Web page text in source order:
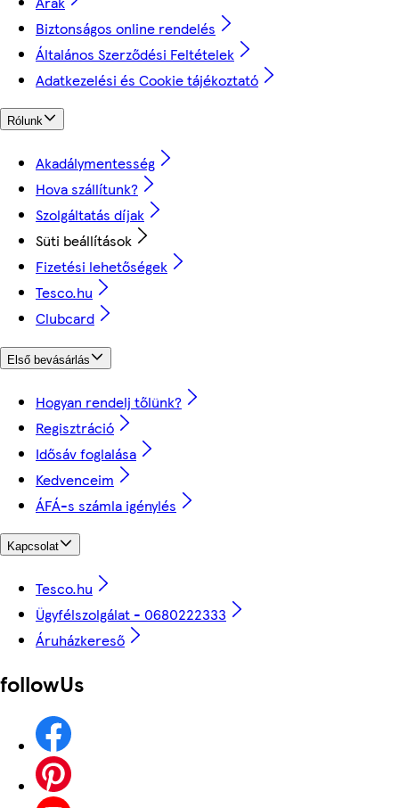
Biztonságos online rendelés
Általános Szerződési Feltételek
Adatkezelési és Cookie tájékoztató
Rólunk
Akadálymentesség
Hova szállítunk?
Szolgáltatás díjak
Süti beállítások
Fizetési lehetőségek
Tesco.hu
Clubcard
Első bevásárlás
Hogyan rendelj tőlünk?
Regisztráció
Idősáv foglalása
Kedvenceim
ÁFÁ-s számla igénylés
Kapcsolat
Tesco.hu
Ügyfélszolgálat - 0680222333
Áruházkereső
followUs